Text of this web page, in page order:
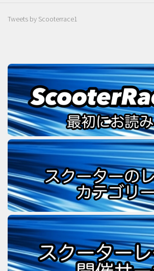
Tweets by Scooterrace1